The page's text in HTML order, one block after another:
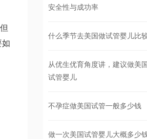
如
安全性与成功率
什么季节去美国做试管婴儿比
从优生优育角度讲，建议做美
试管婴儿
不孕症做美国试管一般多少钱
做一次美国试管婴儿大概多少